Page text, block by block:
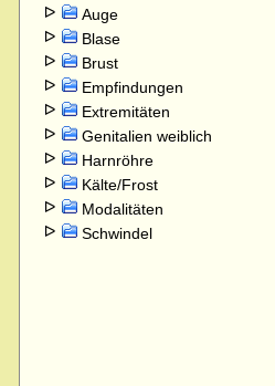
Auge
Blase
Brust
Empfindungen
Extremitäten
Genitalien weiblich
Harnröhre
Kälte/Frost
Modalitäten
Schwindel